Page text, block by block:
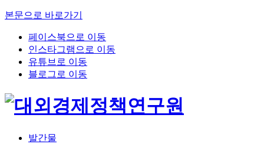
본문으로 바로가기
페이스북으로 이동
인스타그램으로 이동
유튜브로 이동
블로그로 이동
발간물